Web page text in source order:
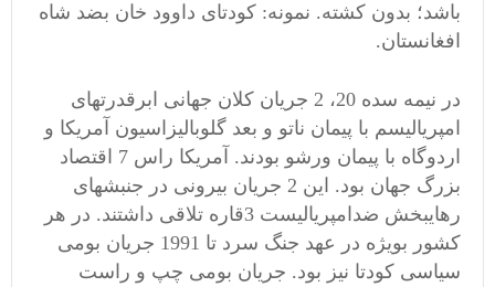
باشد؛ بدون کشته. نمونه: کودتای داوود خان بضد شاه
افغانستان.
در نیمه سده 20، 2 جریان کلان جهانی ابرقدرتهای
امپریالیسم با پیمان ناتو و بعد گلوبالیزاسیون آمریکا و
اردوگاه با پیمان ورشو بودند. آمریکا راس 7 اقتصاد
بزرگ جهان بود. این 2 جریان بیرونی در جنبشهای
رهایبخش ضدامپریالیست 3قاره تلاقی داشتند. در هر
کشور بویژه در عهد جنگ سرد تا 1991 جریان بومی
سیاسی کودتا نیز بود. جریان بومی چپ و راست